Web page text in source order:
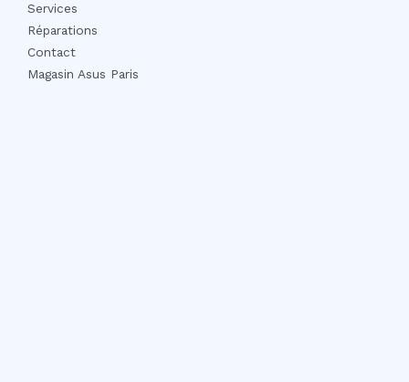
Services
Réparations
Contact
Magasin Asus Paris